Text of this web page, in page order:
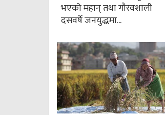
भएको महान् तथा गौरवशाली
दसवर्षे जनयुद्धमा...